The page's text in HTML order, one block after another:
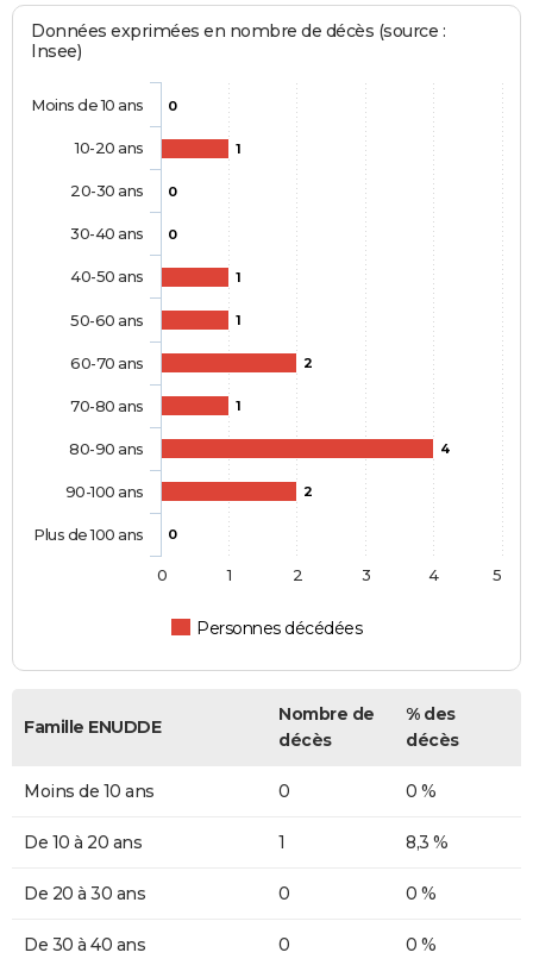
Données exprimées en nombre de décès (source :
Insee)
0
1
0
0
1
1
2
1
4
2
0
Personnes décédées
Moins de 10 ans
10-20 ans
20-30 ans
30-40 ans
40-50 ans
50-60 ans
60-70 ans
70-80 ans
80-90 ans
90-100 ans
Plus de 100 ans
0 1 2 3 4 5
Famille ENUDDE
Nombre de
décès
% des
décès
Moins de 10 ans 0 0 %
De 10 à 20 ans 1 8,3 %
De 20 à 30 ans 0 0 %
De 30 à 40 ans 0 0 %